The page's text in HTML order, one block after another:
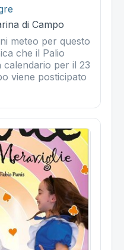
di Campo
meteo per questo
che il Palio
calendario per il 23
viene posticipato